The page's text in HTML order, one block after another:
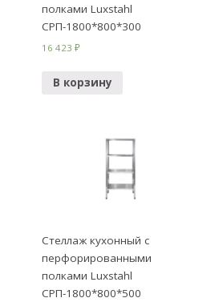
полками Luxstahl
СРП-1800*800*300
16 423₽
В корзину
Стеллаж кухонный с
перфорированными
полками Luxstahl
СРП-1800*800*500